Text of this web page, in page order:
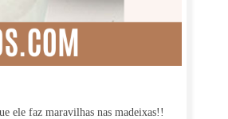
ele faz maravilhas nas madeixas!!